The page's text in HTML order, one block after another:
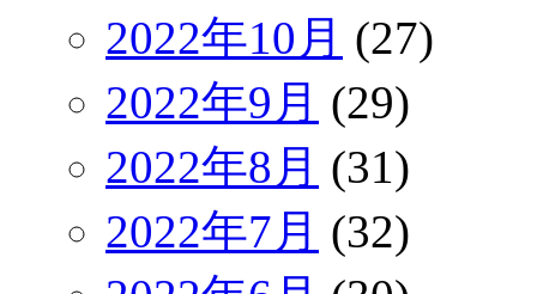
2022年10月 (27)
2022年9月 (29)
2022年8月 (31)
2022年7月 (32)